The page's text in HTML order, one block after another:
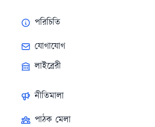
পরিচিতি
যোগাযোগ
লাইব্রেরী
নীতিমালা
পাঠক মেলা